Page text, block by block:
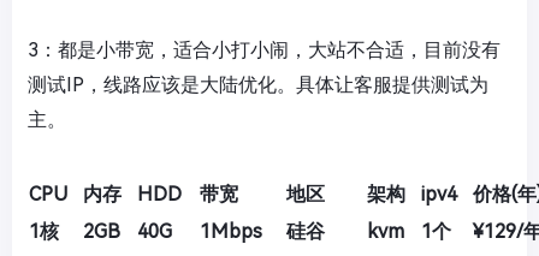
3：都是小带宽，适合小打小闹，大站不合适，目前没有
测试IP，线路应该是大陆优化。具体让客服提供测试为
主。
CPU 内存 HDD 带宽 地区 架构 ipv4
价格(
1核
2GB 40G 1Mbps 硅谷 kvm 1个
¥129/